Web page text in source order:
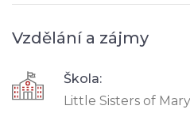
Vzdělání a zájmy
Škola:
Little Sisters of